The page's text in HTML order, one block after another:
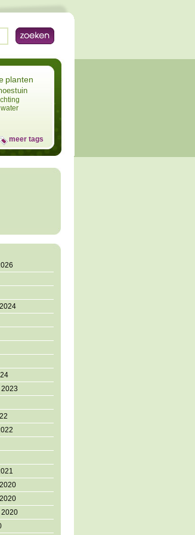
planten
water
meer tags